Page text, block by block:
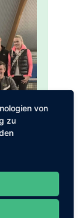
von
zu